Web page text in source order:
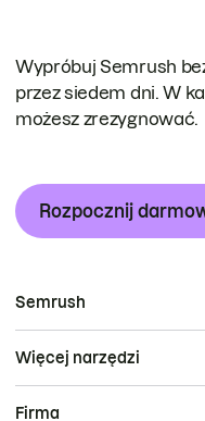
Wypróbuj Semrush
przez siedem dni. W
możesz zrezygnować.
Rozpocznij
Semrush
Więcej narzędzi
Firma